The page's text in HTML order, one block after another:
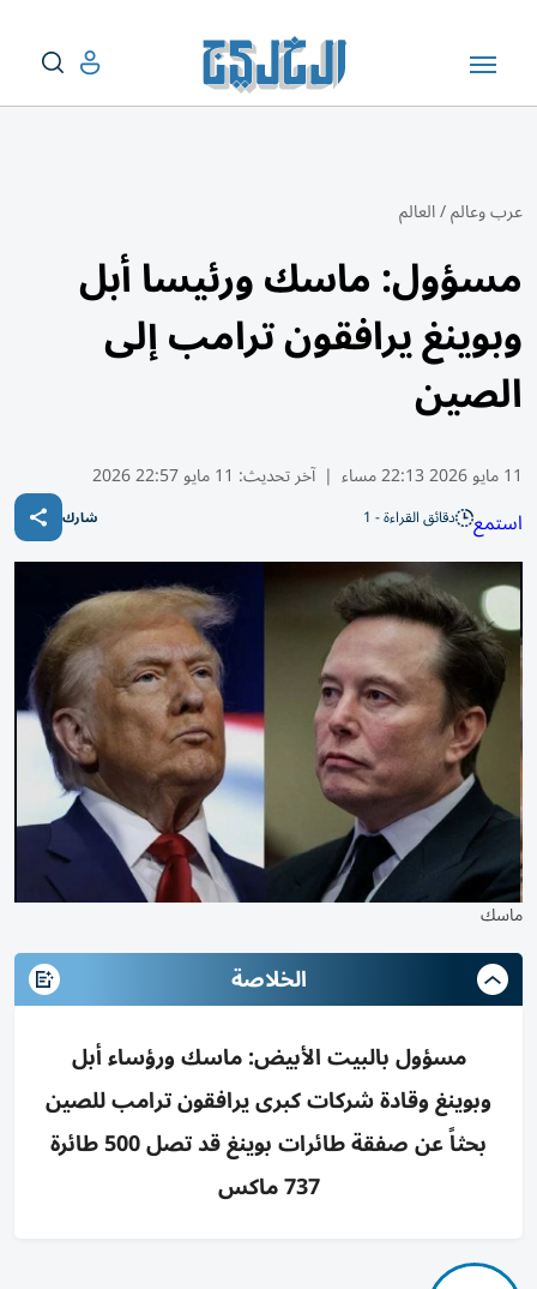
عرب وعالم/العالم
مسؤول: ماسك ورئيسا أبل
وبوينغ يرافقون ترامب إلى
الصين
11 مايو 2026 22:13 مساء | آخر تحديث: 11 مايو 22:57 2026
استمع دقائق القراءة - 1 شارك
ماسك
الخلاصة
مسؤول بالبيت الأبيض: ماسك ورؤساء أبل
وبوينغ وقادة شركات كبرى يرافقون ترامب للصين
بحثاً عن صفقة طائرات بوينغ قد تصل 500 طائرة
737 ماكس